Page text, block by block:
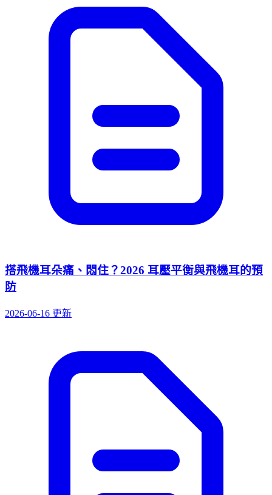
搭飛機耳朵痛、悶住？2026 耳壓平衡與飛機耳的預
防
2026-06-16 更新